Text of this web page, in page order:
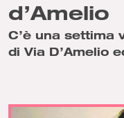
d’Amelio
C’è una settima
di Via D’Amelio